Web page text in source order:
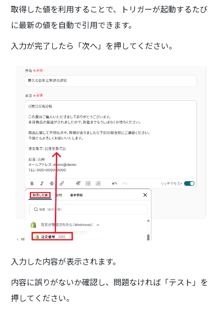
取得した値を利用することで、トリガーが起動するたび
に最新の値を自動で引用できます。
入力が完了したら「次へ」を押してください。
入力した内容が表示されます。
内容に誤りがないか確認し、問題なければ「テスト」を
押してください。